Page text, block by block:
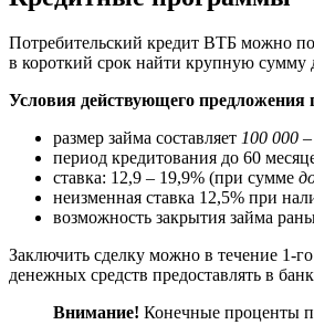
Потребительский кредит ВТБ можно
в короткий срок найти крупную сумму
Условия действующего предложения
размер займа составляет 100 000
период кредитования до 60
ставка: 12,9 – 19,9% (при сумме
неизменная ставка 12,5% при
возможность закрытия займа
Заключить сделку можно в течение 1-
денежных средств предоставлять в
Внимание! Конечные проценты